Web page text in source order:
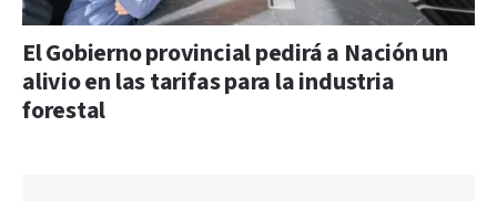
El Gobierno provincial pedirá a Nación un
alivio en las tarifas para la industria
forestal